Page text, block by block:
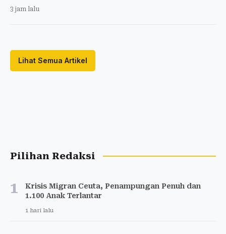
3 jam lalu
Lihat Semua Artikel
Pilihan Redaksi
1
Krisis Migran Ceuta, Penampungan Penuh dan
1.100 Anak Terlantar
1 hari lalu